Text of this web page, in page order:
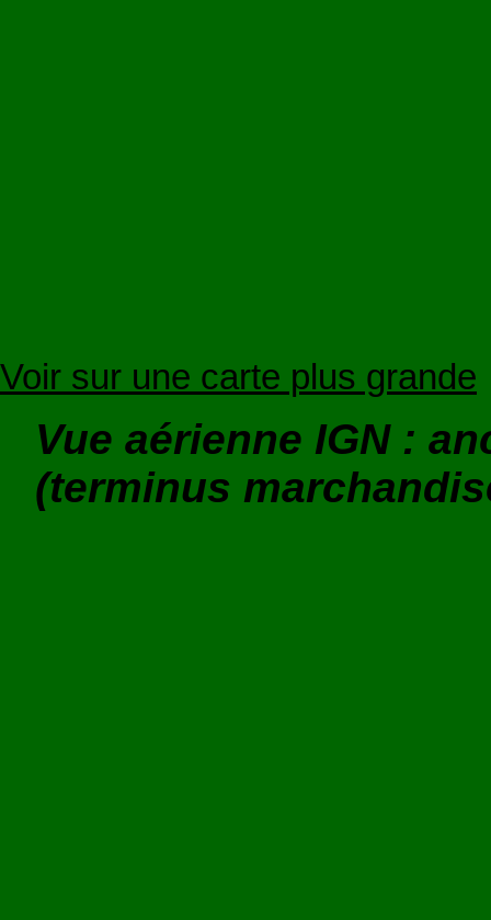
Voir sur une carte plus grande
Vue aérienne IGN :
(terminus